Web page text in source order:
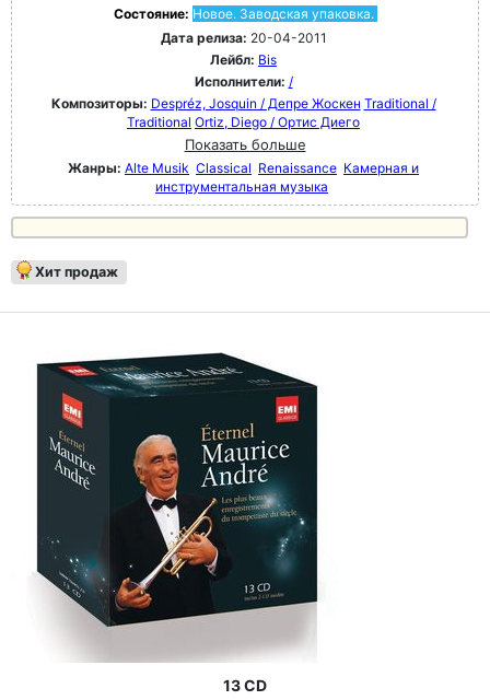
Состояние: Новое. Заводская упаковка.
Дата релиза: 20-04-2011
Лейбл: Bis
Исполнители: /
Композиторы: Despréz, Josquin / Депре Жоскен Traditional /
Traditional Ortiz, Diego / Ортис Диего
Показать больше
Жанры: Alte Musik Classical Renaissance Камерная и
инструментальная музыка
Хит продаж
13 CD